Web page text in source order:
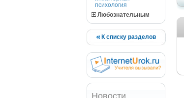
психология
Любознательным
К списку разделов
Новости